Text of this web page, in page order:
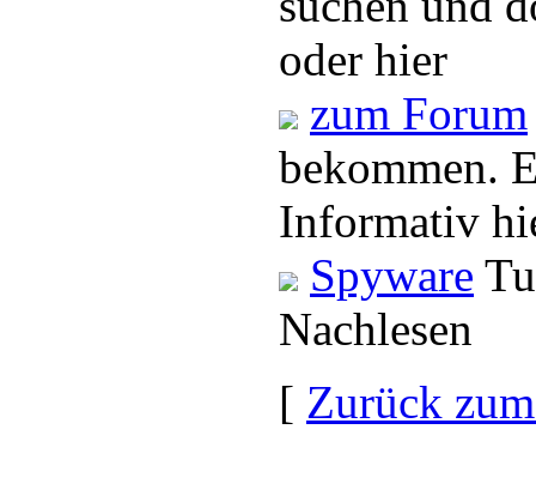
oder hier
zum Forum
bekommen.
Informativ
Spyware
Nachlesen
[ Zurück